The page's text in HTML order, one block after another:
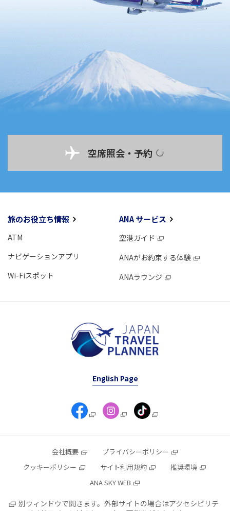
空席照会・予約
旅のお役立ち情報
ATM
ナビゲーションアプリ
Wi-Fiスポット
ANA サービス
空港ガイド
ANAがお約束する体験
ANAラウンジ
English Page
会社概要
プライバシーポリシー
クッキーポリシー
サイト利用規約
推奨環境
ANA SKY WEB
別ウィンドウで開きます。外部サイトの場合はアクセシビリテ